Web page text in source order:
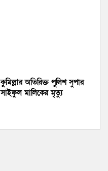
কুমিল্লার অতিরিক্ত পুলিশ সুপার
সাইফুল মালিকের মৃত্যু